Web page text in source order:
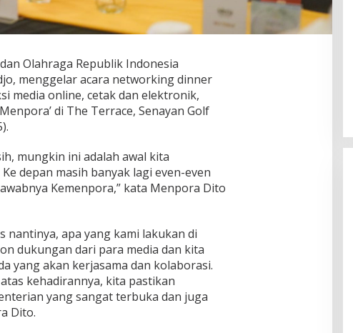
Olahraga Republik Indonesia
menggelar acara networking dinner
media online, cetak dan elektronik,
di The Terrace, Senayan Golf
mungkin ini adalah awal kita
depan masih banyak lagi even-even
Kemenpora,” kata Menpora Dito
nantinya, apa yang kami lakukan di
dukungan dari para media dan kita
yang akan kerjasama dan kolaborasi.
kehadirannya, kita pastikan
yang sangat terbuka dan juga
Dito.